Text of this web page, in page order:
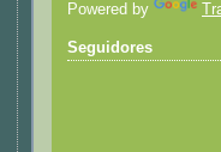
Powered by
Seguidores